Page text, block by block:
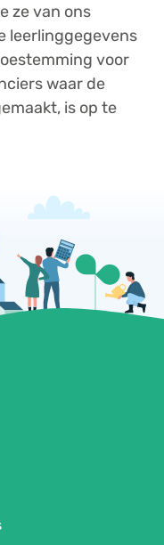
ze van ons
leerlinggegevens
voor
waar de
is op te